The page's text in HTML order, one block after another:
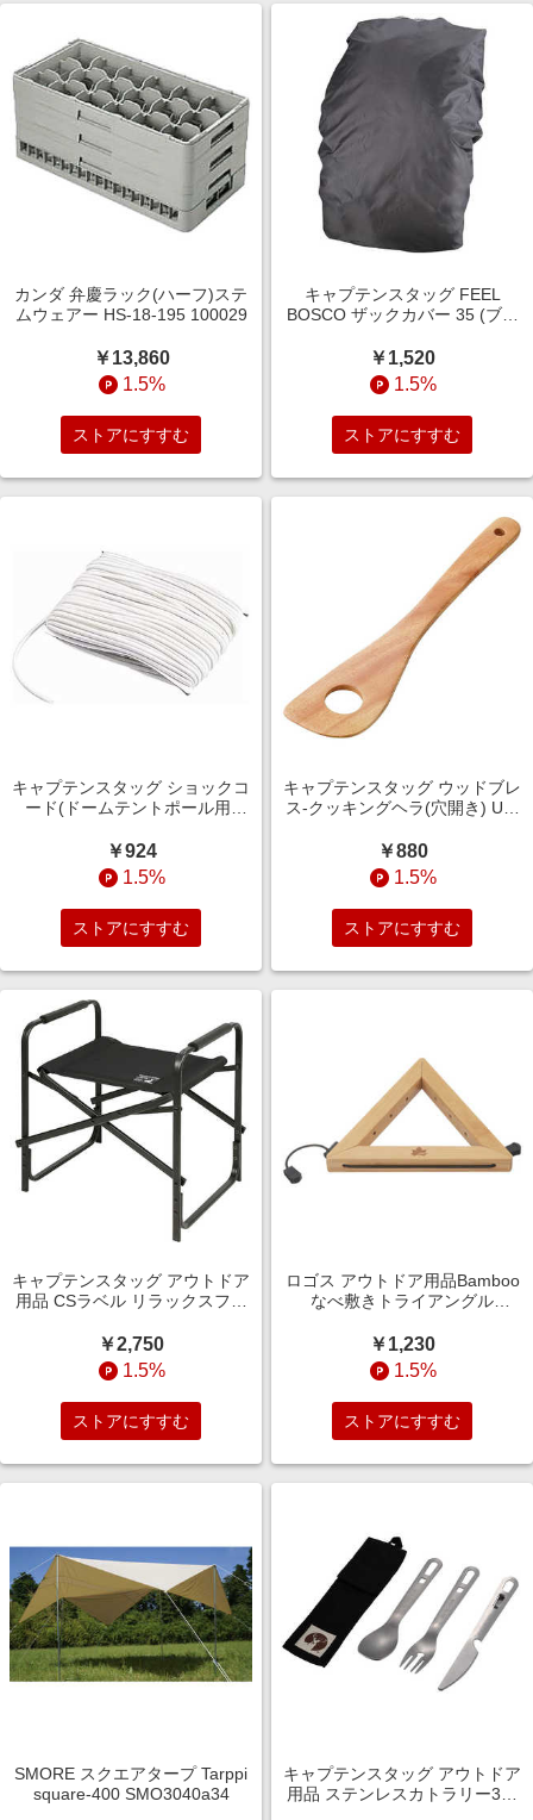
カンダ 弁慶ラック(ハーフ)ステ
ムウェアー HS-18-195 100029
￥13,860
1.5%
ストアにすすむ
キャプテンスタッグ FEEL
BOSCO ザックカバー 35 (ブラ
￥1,520
1.5%
ストアにすすむ
キャプテンスタッグ ショックコ
ード(ドームテントポール用)
￥924
1.5%
ストアにすすむ
キャプテンスタッグ ウッドブレ
ス-クッキングヘラ(穴開き) UP-
￥880
1.5%
ストアにすすむ
キャプテンスタッグ アウトドア
用品 CSラベル リラックスフッ
￥2,750
1.5%
ストアにすすむ
ロゴス アウトドア用品Bamboo
なべ敷きトライアングル
￥1,230
1.5%
ストアにすすむ
SMORE スクエアタープ Tarppi
square-400 SMO3040a34
キャプテンスタッグ アウトドア
用品 ステンレスカトラリー3本